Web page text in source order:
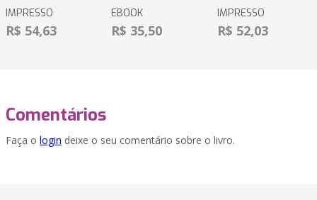
IMPRESSO
R$ 54,63
EBOOK
R$ 35,50
IMPRESSO
R$ 52,03
Comentários
Faça o login deixe o seu comentário sobre o livro.